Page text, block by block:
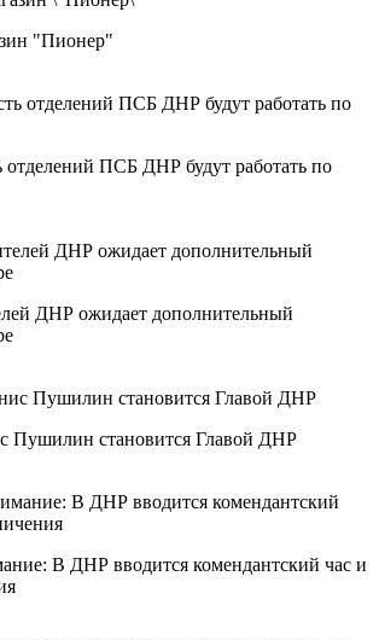
"Пионер"
отделений ПСБ ДНР будут работать по
ДНР ожидает дополнительный
Пушилин становится Главой ДНР
В ДНР вводится комендантский час и